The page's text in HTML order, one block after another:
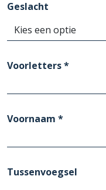
Geslacht
Voorletters *
Voornaam *
Tussenvoegsel